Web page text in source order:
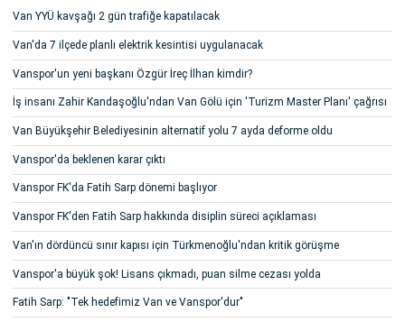
Van YYÜ kavşağı 2 gün trafiğe kapatılacak
Van'da 7 ilçede planlı elektrik kesintisi uygulanacak
Vanspor'un yeni başkanı Özgür İreç İlhan kimdir?
İş insanı Zahir Kandaşoğlu'ndan Van Gölü için 'Turizm Master Planı' çağrısı
Van Büyükşehir Belediyesinin alternatif yolu 7 ayda deforme oldu
Vanspor'da beklenen karar çıktı
Vanspor FK'da Fatih Sarp dönemi başlıyor
Vanspor FK'den Fatih Sarp hakkında disiplin süreci açıklaması
Van'ın dördüncü sınır kapısı için Türkmenoğlu'ndan kritik görüşme
Vanspor'a büyük şok! Lisans çıkmadı, puan silme cezası yolda
Fatih Sarp: "Tek hedefimiz Van ve Vanspor'dur"